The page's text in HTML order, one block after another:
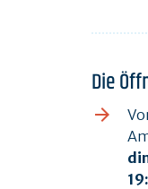
Die